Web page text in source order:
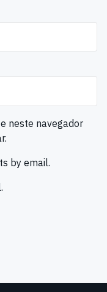
neste navegador
by email.